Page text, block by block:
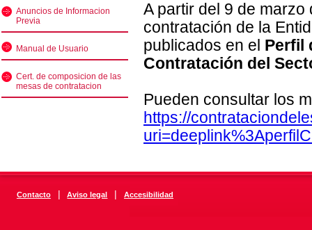
Anuncios de Informacion
Previa
Manual de Usuario
Cert. de composicion de las
mesas de contratacion
A partir del 9 de
contratación de la
publicados en el Perfil
Contratación del
Pueden consultar los
https://
Contacto | Aviso legal | Accesibilidad